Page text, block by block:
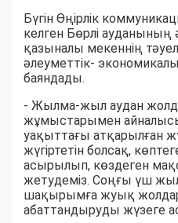
Бүгін Өңірлік
келген Бөрлі ауданының
қазыналы мекеннің
әлеуметтік-
баяндады.
- Жылма-жыл аудан
жұмыстарымен
уақыттағы атқарылған
жүгіртетін болсақ,
асырылып, көздеген
жетудеміз. Соңғы үш
шақырымға жуық
абаттандыруды жүзеге